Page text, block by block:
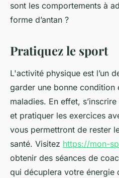
sont les comportements à
forme d’antan ?
Pratiquez le sport
L'activité physique est l’un
garder une bonne condition
maladies. En effet,
et pratiquer les exercices
vous permettront de rester
santé. Visitez https://mon-
obtenir des séances de
qui décuplera votre énergie